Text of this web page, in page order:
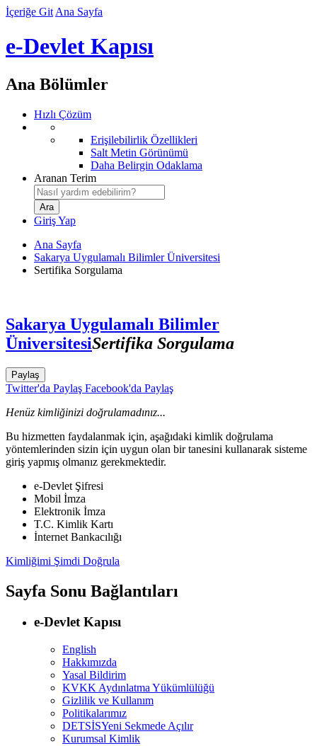
İçeriğe Git Ana Sayfa
e-Devlet Kapısı
Ana Bölümler
Hızlı Çözüm
Erişilebilirlik Özellikleri
Salt Metin Görünümü
Daha Belirgin Odaklama
Aranan Terim
Giriş Yap
Ana Sayfa
Sakarya Uygulamalı Bilimler Üniversitesi
Sertifika Sorgulama
Sakarya Uygulamalı Bilimler
ÜniversitesiSertifika Sorgulama
Paylaş
Twitter'da Paylaş Facebook'da Paylaş
Henüz kimliğinizi doğrulamadınız...
Bu hizmetten faydalanmak için, aşağıdaki kimlik doğrulama
yöntemlerinden sizin için uygun olan bir tanesini kullanarak sisteme
giriş yapmış olmanız gerekmektedir.
e-Devlet Şifresi
Mobil İmza
Elektronik İmza
T.C. Kimlik Kartı
İnternet Bankacılığı
Kimliğimi Şimdi Doğrula
Sayfa Sonu Bağlantıları
e-Devlet Kapısı
English
Hakkımızda
Yasal Bildirim
KVKK Aydınlatma Yükümlülüğü
Gizlilik ve Kullanım
Politikalarımız
DETSİSYeni Sekmede Açılır
Kurumsal Kimlik